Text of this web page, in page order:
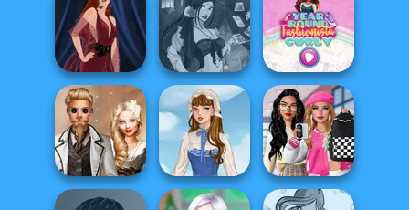
Battle Maidens
Bestie Birthday
Surprise
Fashion Wars
Monochrome Vs
Rai...
Pin-up Jessica
Fantasy Fortune
Teller
Year Round
Fashionista Curly